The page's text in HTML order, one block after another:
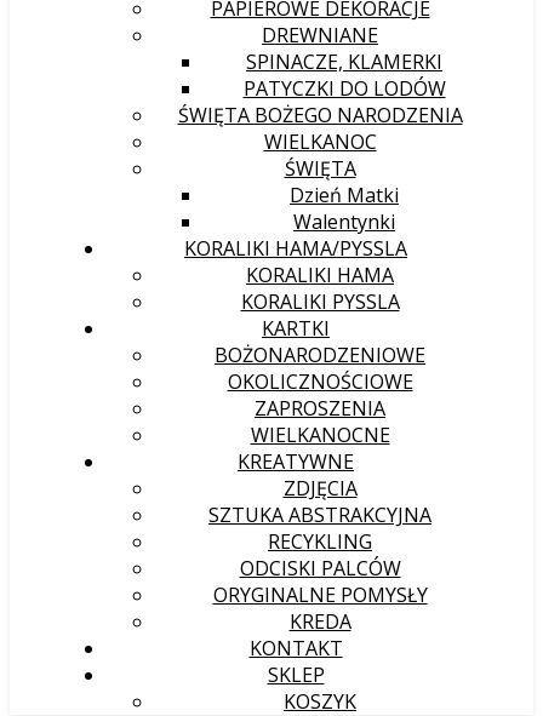
PAPIEROWE DEKORACJE
DREWNIANE
SPINACZE, KLAMERKI
PATYCZKI DO LODÓW
ŚWIĘTA BOŻEGO NARODZENIA
WIELKANOC
ŚWIĘTA
Dzień Matki
Walentynki
KORALIKI HAMA/PYSSLA
KORALIKI HAMA
KORALIKI PYSSLA
KARTKI
BOŻONARODZENIOWE
OKOLICZNOŚCIOWE
ZAPROSZENIA
WIELKANOCNE
KREATYWNE
ZDJĘCIA
SZTUKA ABSTRAKCYJNA
RECYKLING
ODCISKI PALCÓW
ORYGINALNE POMYSŁY
KREDA
KONTAKT
SKLEP
KOSZYK